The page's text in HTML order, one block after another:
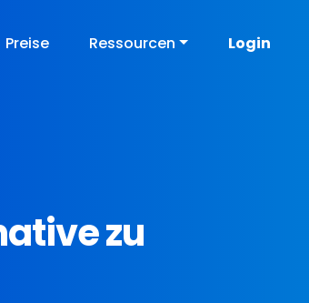
Preise Ressourcen Login
zu